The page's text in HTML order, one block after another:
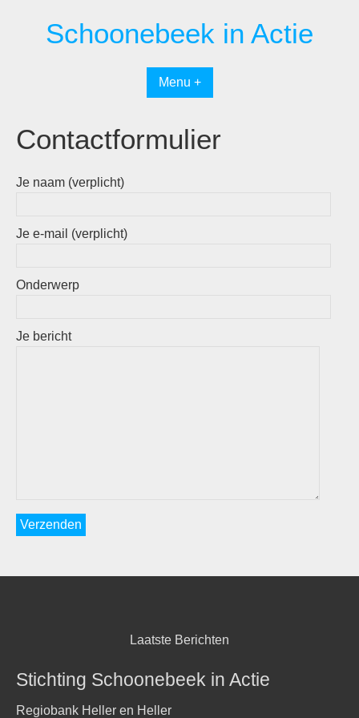
Schoonebeek in Actie
Menu +
Contactformulier
Je naam (verplicht)
Je e-mail (verplicht)
Onderwerp
Je bericht
Laatste Berichten
Stichting Schoonebeek in Actie
Regiobank Heller en Heller